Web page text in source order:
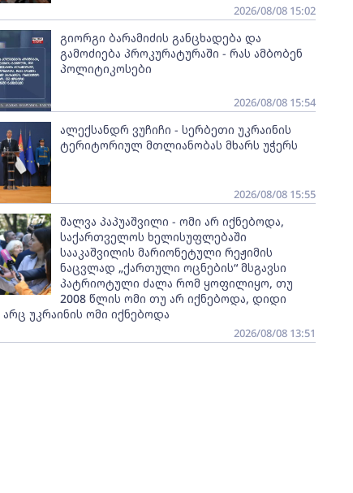
2026/08/08 15:02
გიორგი ბარამიძის განცხადება და
გამოძიება პროკურატურაში - რას ამბობენ
პოლიტიკოსები
2026/08/08 15:54
ალექსანდრ ვუჩიჩი - სერბეთი უკრაინის
ტერიტორიულ მთლიანობას მხარს უჭერს
2026/08/08 15:55
შალვა პაპუაშვილი - ომი არ იქნებოდა,
საქართველოს ხელისუფლებაში
სააკაშვილის მარიონეტული რეჟიმის
ნაცვლად „ქართული ოცნების“ მსგავსი
პატრიოტული ძალა რომ ყოფილიყო, თუ
2008 წლის ომი თუ არ იქნებოდა, დიდი
უკრაინის ომი იქნებოდა
2026/08/08 13:51